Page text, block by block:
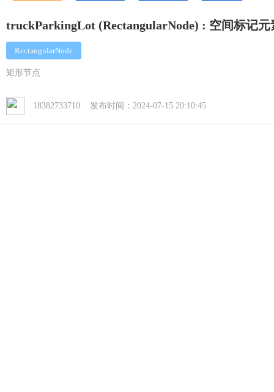
truckParkingLot (RectangularNode) : 空间标记
RectangularNode
矩形节点
18382733710 发布时间：2024-07-15 20:10:45